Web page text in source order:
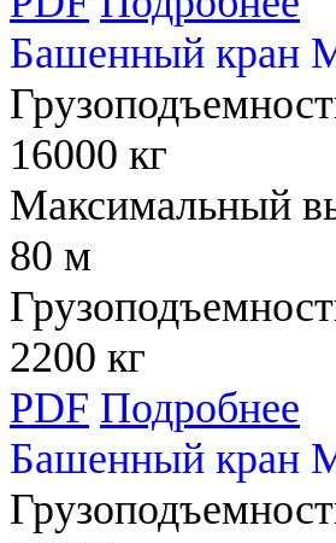
Башенный
16000 кг
Максимальный
80 м
2200 кг
PDF Подробнее
Башенный